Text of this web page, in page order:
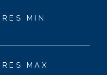
MIN
MAX